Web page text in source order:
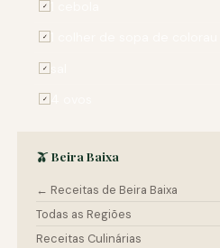
✓
✓
✓
✓
🫒 Beira Baixa
← Receitas de Beira Baixa
Todas as Regiões
Receitas Culinárias